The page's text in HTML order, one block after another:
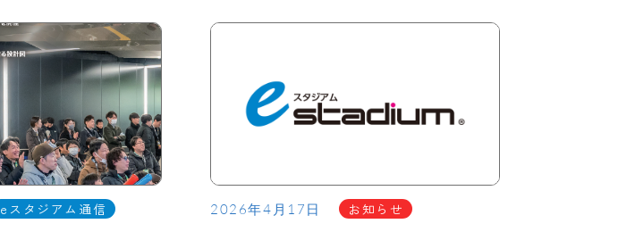
eスタジアム通信 2026年4月17日 お知らせ